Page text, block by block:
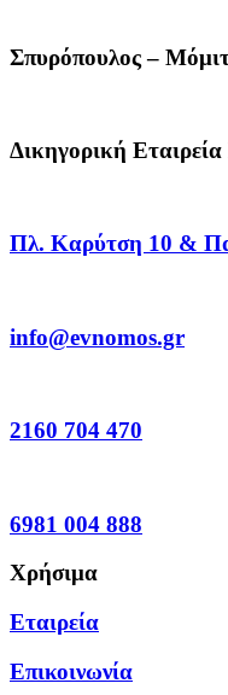
Σπυρόπουλος –
Δικηγορική
Πλ. Καρύτση 10 &
info@evnomos.gr
2160 704 470
6981 004 888
Χρήσιμα
Εταιρεία
Επικοινωνία